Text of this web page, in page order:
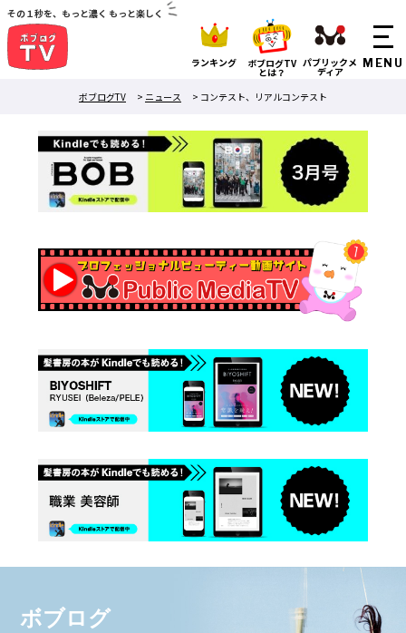
その１秒を、もっと濃く もっと楽しく
ランキング ボブログTV
とは？
パブリックメ
ディア
ボブログTV
> ニュース > コンテスト、リアルコンテスト
ボブログ